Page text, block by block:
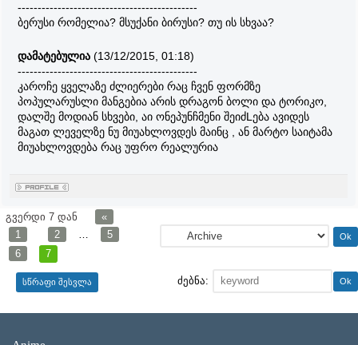
---------------------------------------------
ბერუსი რომელია? მსუქანი ბირუსი? თუ ის სხვაა?
დამატებულია (13/12/2015, 01:18)
---------------------------------------------
კაროჩე ყველაზე ძლიერები რაც ჩვენ ფორმზე
პოპულარუსლი მანგებია არის დრაგონ ბოლი და ტორიკო,
დალშე მოდიან სხვები, აი ონეპუნჩმენი შეიძLება ავიდეს
მაგათ ლეველზე ნუ მიუახლოვდეს მაინც , ან მარტო საიტამა
მიუახლოვდება რაც უფრო რეალურია
გვერდი 7 დან
«
1
2 …
5
6
7
ძებნა: